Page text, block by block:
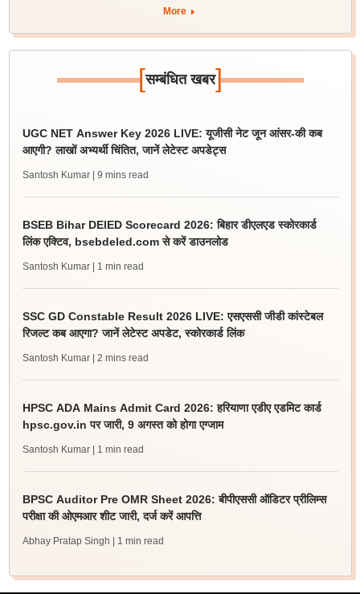
More
[सम्बंधित खबर]
UGC NET Answer Key 2026 LIVE: यूजीसी नेट जून आंसर-की कब
आएगी? लाखों अभ्यर्थी चिंतित, जानें लेटेस्ट अपडेट्स
Santosh Kumar | 9 mins read
BSEB Bihar DElED Scorecard 2026: बिहार डीएलएड स्कोरकार्ड
लिंक एक्टिव, bsebdeled.com से करें डाउनलोड
Santosh Kumar | 1 min read
SSC GD Constable Result 2026 LIVE: एसएससी जीडी कांस्टेबल
रिजल्ट कब आएगा? जानें लेटेस्ट अपडेट, स्कोरकार्ड लिंक
Santosh Kumar | 2 mins read
HPSC ADA Mains Admit Card 2026: हरियाणा एडीए एडमिट कार्ड
hpsc.gov.in पर जारी, 9 अगस्त को होगा एग्जाम
Santosh Kumar | 1 min read
BPSC Auditor Pre OMR Sheet 2026: बीपीएससी ऑडिटर प्रीलिम्स
परीक्षा की ओएमआर शीट जारी, दर्ज करें आपत्ति
Abhay Pratap Singh | 1 min read